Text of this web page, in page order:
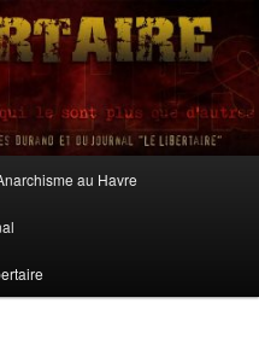
au Havre